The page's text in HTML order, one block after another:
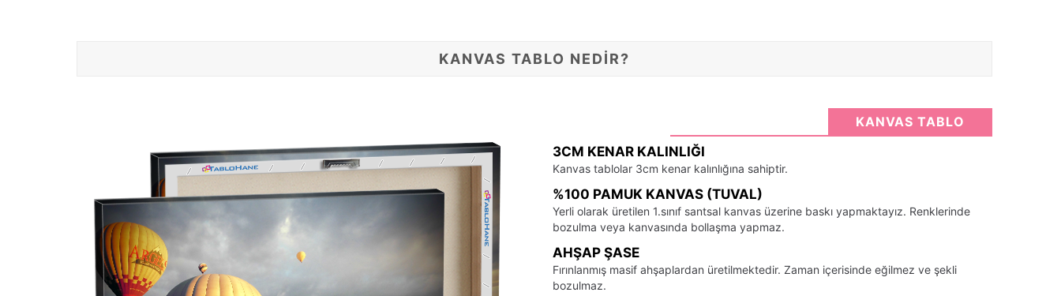
KANVAS TABLO NEDİR?
KANVAS TABLO
3CM KENAR KALINLIĞI
Kanvas tablolar 3cm kenar kalınlığına sahiptir.
%100 PAMUK KANVAS (TUVAL)
Yerli olarak üretilen 1.sınıf santsal kanvas üzerine baskı yapmaktayız. Renklerinde
bozulma veya kanvasında bollaşma yapmaz.
AHŞAP ŞASE
Fırınlanmış masif ahşaplardan üretilmektedir. Zaman içerisinde eğilmez ve şekli
bozulmaz.